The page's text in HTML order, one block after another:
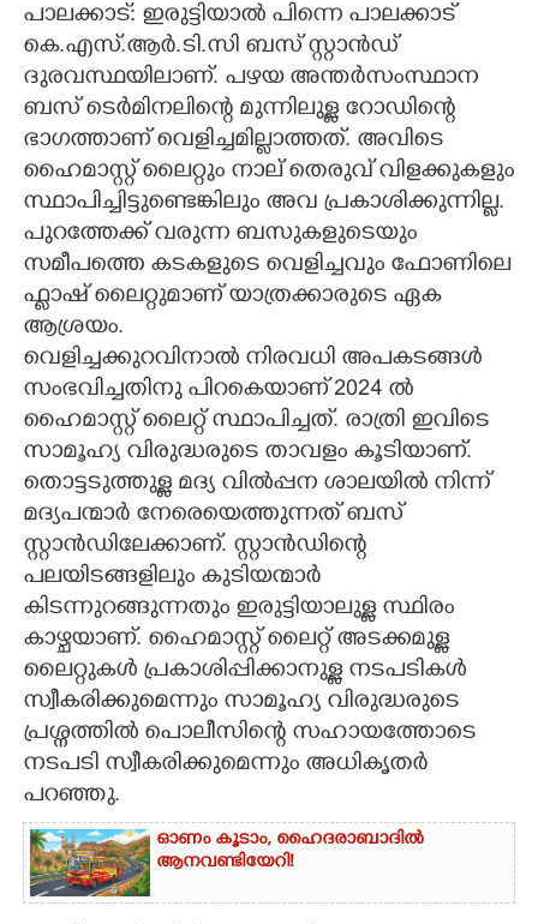
LITERATURE
ZOOM
പാലക്കാട്: ഇരുട്ടിയാൽ പിന്നെ പാലക്കാട്
കെ.എസ്.ആർ.ടി.സി ബസ് സ്റ്റാൻഡ്
ദുരവസ്ഥയിലാണ്. പഴയ അന്തർസംസ്ഥാന
ബസ് ടെർമിനലിന്റെ മുന്നിലുള്ള റോഡിന്റെ
ഭാഗത്താണ് വെളിച്ചമില്ലാത്തത്. അവിടെ
ഹൈമാസ്റ്റ് ലൈറ്റും നാല് തെരുവ് വിളക്കുകളും
സ്ഥാപിച്ചിട്ടുണ്ടെങ്കിലും അവ പ്രകാശിക്കുന്നില്ല.
പുറത്തേക്ക് വരുന്ന ബസുകളുടെയും
സമീപത്തെ കടകളുടെ വെളിച്ചവും ഫോണിലെ
ഫ്ലാഷ് ലൈറ്റുമാണ് യാത്രക്കാരുടെ ഏക
ആശ്രയം.
വെളിച്ചക്കുറവിനാൽ നിരവധി അപകടങ്ങൾ
സംഭവിച്ചതിനു പിറകെയാണ് 2024 ൽ
ഹൈമാസ്റ്റ് ലൈറ്റ് സ്ഥാപിച്ചത്. രാത്രി ഇവിടെ
സാമൂഹ്യ വിരുദ്ധരുടെ താവളം കൂടിയാണ്.
തൊട്ടടുത്തുള്ള മദ്യ വിൽപ്പന ശാലയിൽ നിന്ന്
മദ്യപന്മാർ നേരെയെത്തുന്നത് ബസ്
സ്റ്റാൻഡിലേക്കാണ്. സ്റ്റാൻഡിന്റെ
പലയിടങ്ങളിലും കുടിയന്മാർ
കിടന്നുറങ്ങുന്നതും ഇരുട്ടിയാലുള്ള സ്ഥിരം
കാഴ്ചയാണ്. ഹൈമാസ്റ്റ് ലൈറ്റ് അടക്കമുള്ള
ലൈറ്റുകൾ പ്രകാശിപ്പിക്കാനുള്ള നടപടികൾ
സ്വീകരിക്കുമെന്നും സാമൂഹ്യ വിരുദ്ധരുടെ
പ്രശ്നത്തിൽ പൊലീസിന്റെ സഹായത്തോടെ
നടപടി സ്വീകരിക്കുമെന്നും അധികൃതർ
പറഞ്ഞു.
ഓണം കൂടാം, ഹൈദരാബാദിൽ
ആനവണ്ടിയേറി!